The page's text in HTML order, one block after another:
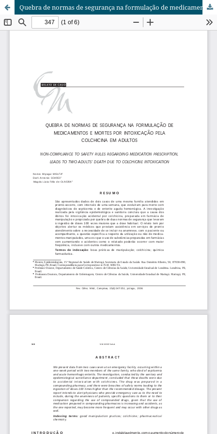
Quebra de normas de segurança na formulação de medicamentos e mortes por intoxicação pela colchicina em adultos